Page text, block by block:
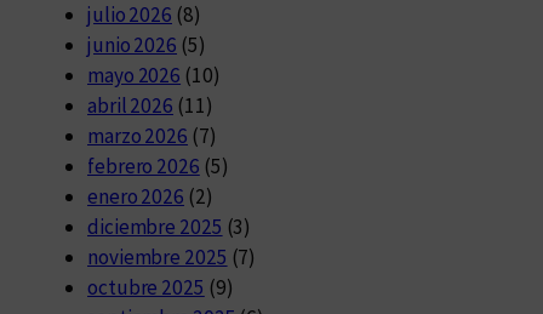
julio 2026 (8)
junio 2026 (5)
mayo 2026 (10)
abril 2026 (11)
marzo 2026 (7)
febrero 2026 (5)
enero 2026 (2)
diciembre 2025 (3)
noviembre 2025 (7)
octubre 2025 (9)